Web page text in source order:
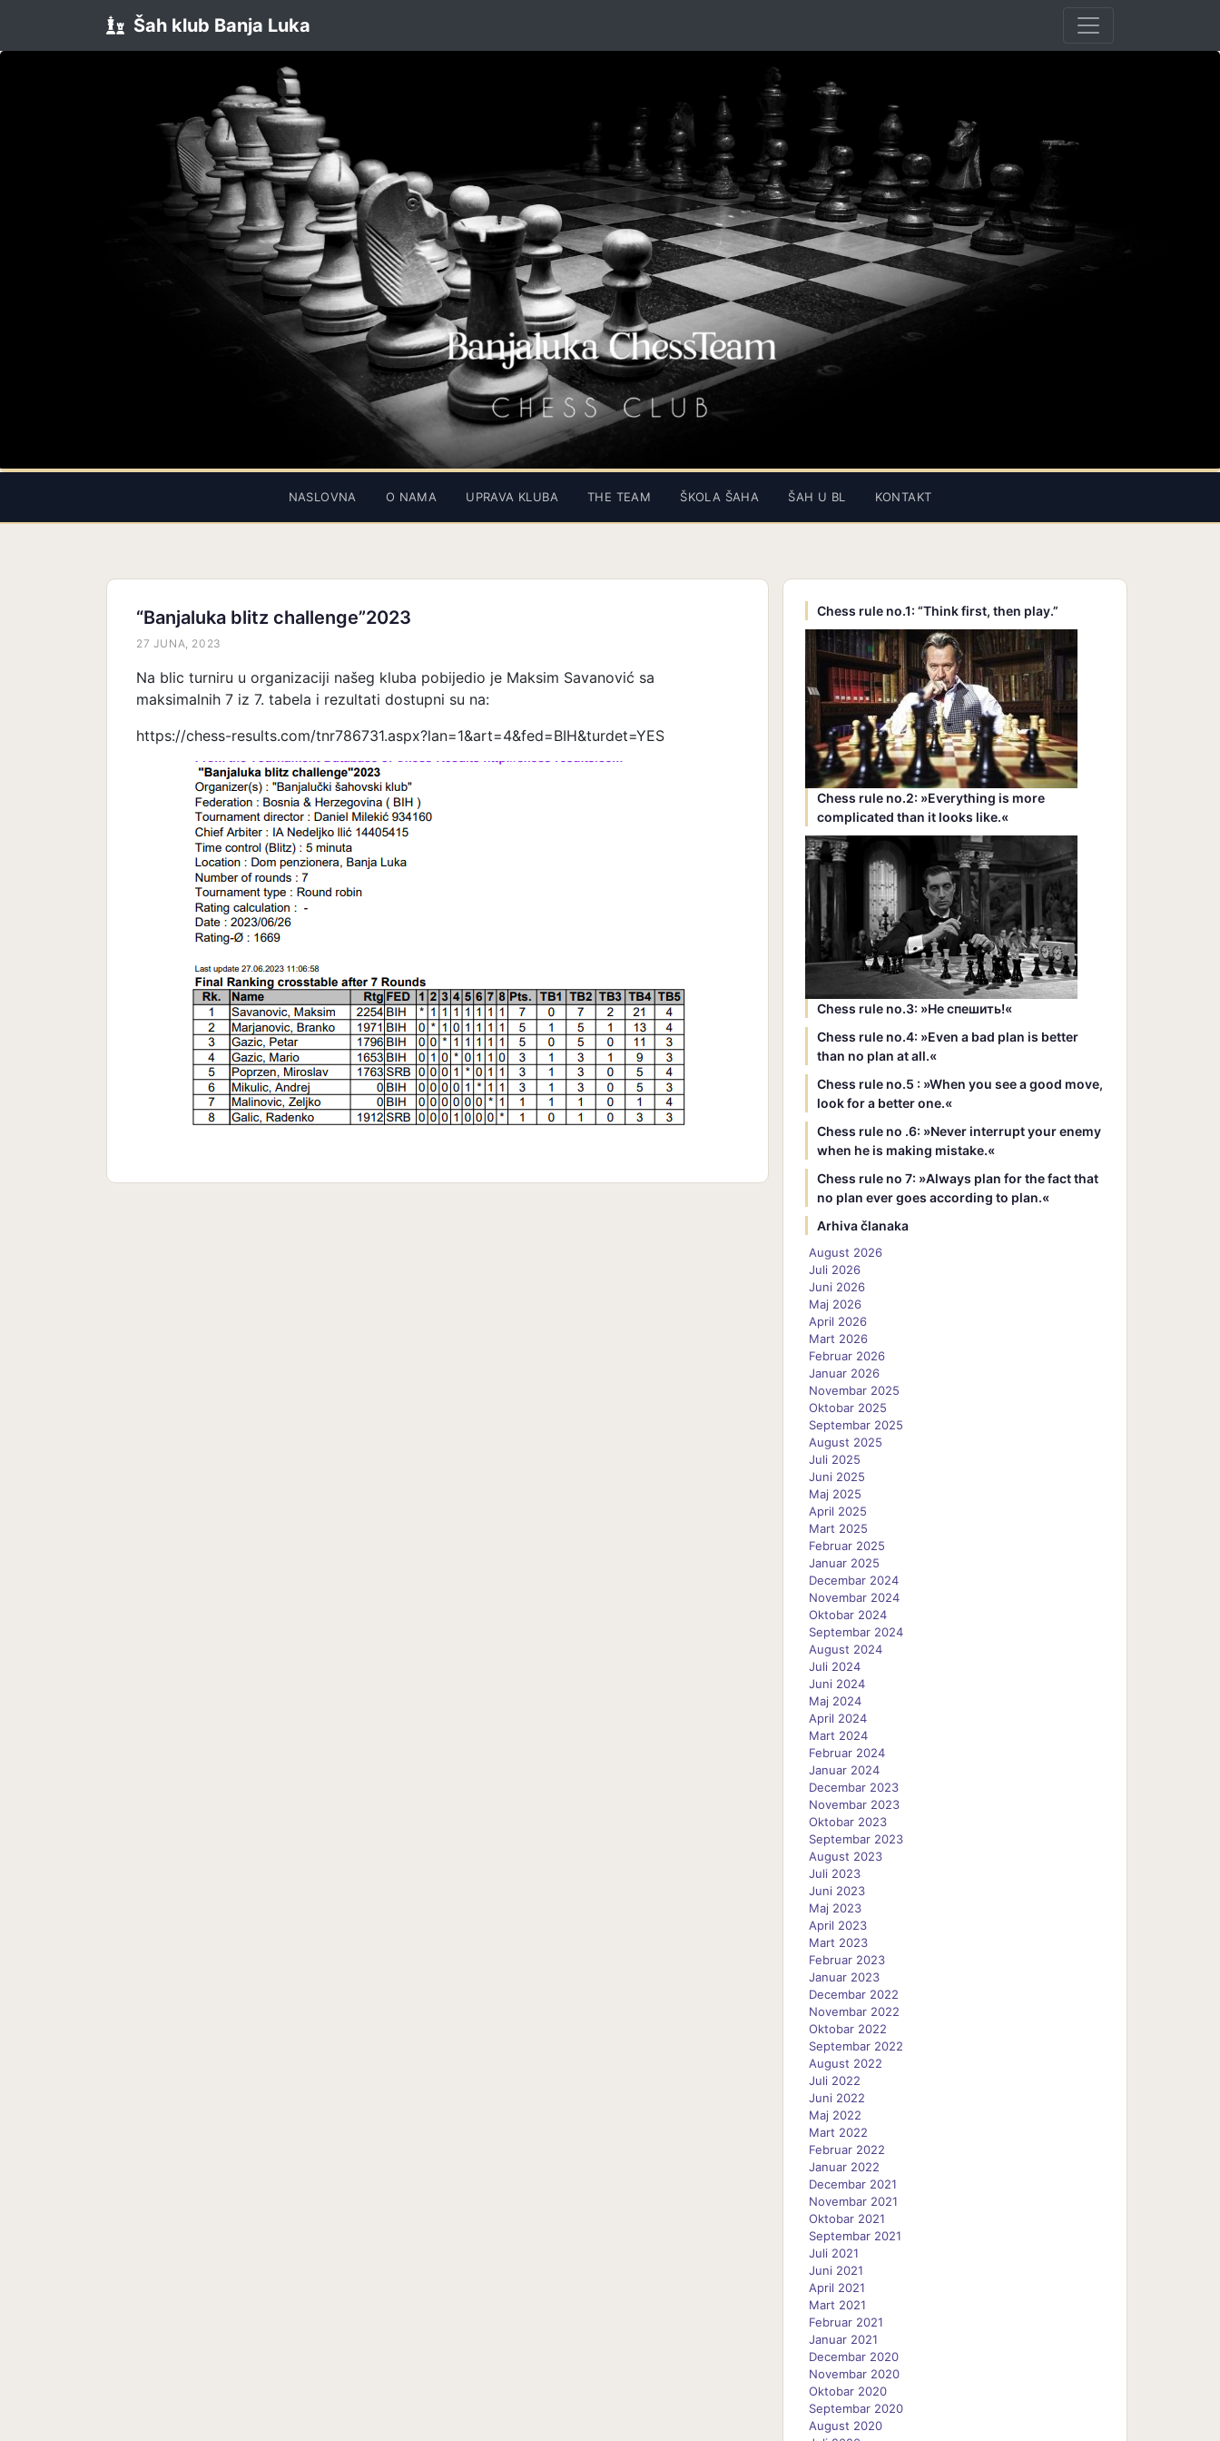
Šah klub Banja Luka
NASLOVNA O NAMA UPRAVA KLUBA THE TEAM ŠKOLA ŠAHA ŠAH U BL KONTAKT
“Banjaluka blitz challenge”2023
27 JUNA, 2023
Na blic turniru u organizaciji našeg kluba pobijedio je Maksim Savanović sa
maksimalnih 7 iz 7. tabela i rezultati dostupni su na:
https://chess-results.com/tnr786731.aspx?lan=1&art=4&fed=BIH&turdet=YES
Chess rule no.1: “Think first, then play.”
Chess rule no.2: »Everything is more
complicated than it looks like.«
Chess rule no.3: »Hе спешить!«
Chess rule no.4: »Even a bad plan is better
than no plan at all.«
Chess rule no.5 : »When you see a good move,
look for a better one.«
Chess rule no .6: »Never interrupt your enemy
when he is making mistake.«
Chess rule no 7: »Always plan for the fact that
no plan ever goes according to plan.«
Arhiva članaka
August 2026
Juli 2026
Juni 2026
Maj 2026
April 2026
Mart 2026
Februar 2026
Januar 2026
Novembar 2025
Oktobar 2025
Septembar 2025
August 2025
Juli 2025
Juni 2025
Maj 2025
April 2025
Mart 2025
Februar 2025
Januar 2025
Decembar 2024
Novembar 2024
Oktobar 2024
Septembar 2024
August 2024
Juli 2024
Juni 2024
Maj 2024
April 2024
Mart 2024
Februar 2024
Januar 2024
Decembar 2023
Novembar 2023
Oktobar 2023
Septembar 2023
August 2023
Juli 2023
Juni 2023
Maj 2023
April 2023
Mart 2023
Februar 2023
Januar 2023
Decembar 2022
Novembar 2022
Oktobar 2022
Septembar 2022
August 2022
Juli 2022
Juni 2022
Maj 2022
Mart 2022
Februar 2022
Januar 2022
Decembar 2021
Novembar 2021
Oktobar 2021
Septembar 2021
Juli 2021
Juni 2021
April 2021
Mart 2021
Februar 2021
Januar 2021
Decembar 2020
Novembar 2020
Oktobar 2020
Septembar 2020
August 2020